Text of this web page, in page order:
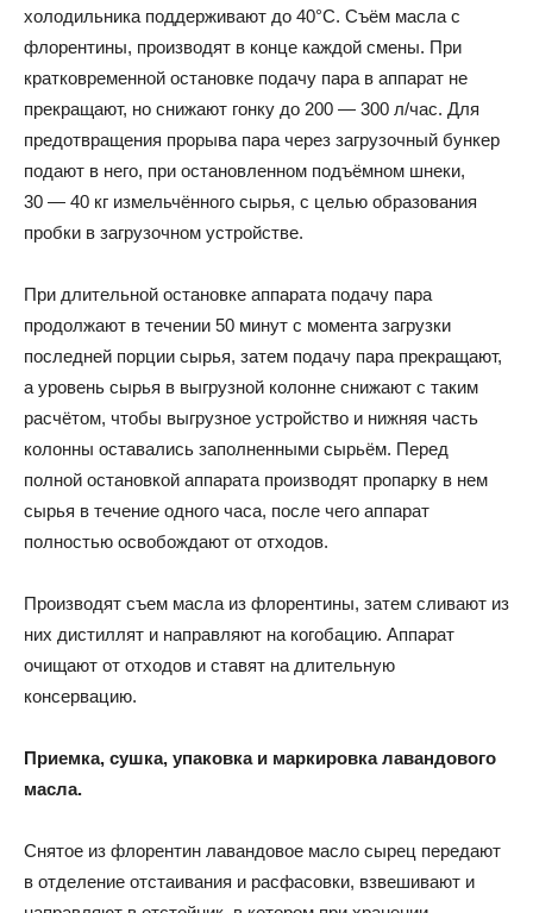
холодильника поддерживают до 40°С. Съём масла с
флорентины, производят в конце каждой смены. При
кратковременной остановке подачу пара в аппарат не
прекращают, но снижают гонку до 200 — 300 л/час. Для
предотвращения прорыва пара через загрузочный бункер
подают в него, при остановленном подъёмном шнеки,
30 — 40 кг измельчённого сырья, с целью образования
пробки в загрузочном устройстве.
При длительной остановке аппарата подачу пара
продолжают в течении 50 минут с момента загрузки
последней порции сырья, затем подачу пара прекращают,
а уровень сырья в выгрузной колонне снижают с таким
расчётом, чтобы выгрузное устройство и нижняя часть
колонны оставались заполненными сырьём. Перед
полной остановкой аппарата производят пропарку в нем
сырья в течение одного часа, после чего аппарат
полностью освобождают от отходов.
Производят съем масла из флорентины, затем сливают из
них дистиллят и направляют на когобацию. Аппарат
очищают от отходов и ставят на длительную
консервацию.
Приемка, сушка, упаковка и маркировка лавандового
масла.
Снятое из флорентин лавандовое масло сырец передают
в отделение отстаивания и расфасовки, взвешивают и